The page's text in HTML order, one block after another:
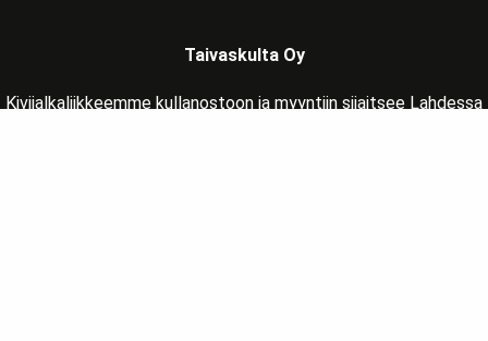
Taivaskulta Oy
Kivijalkaliikkeemme kullanostoon ja myyntiin sijaitsee Lahdessa